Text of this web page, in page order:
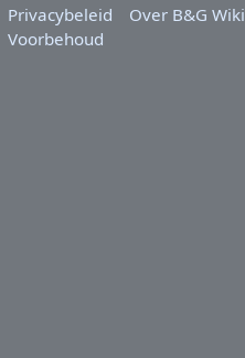
Privacybeleid
Over B&G Wiki
Voorbehoud